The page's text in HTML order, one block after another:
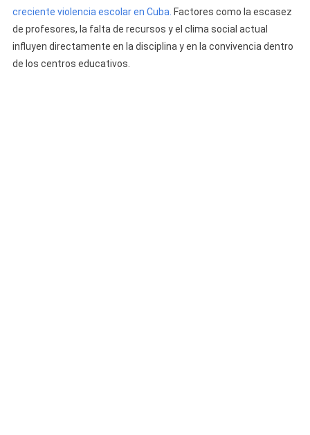
creciente violencia escolar en Cuba. Factores como la escasez
de profesores, la falta de recursos y el clima social actual
influyen directamente en la disciplina y en la convivencia dentro
de los centros educativos.